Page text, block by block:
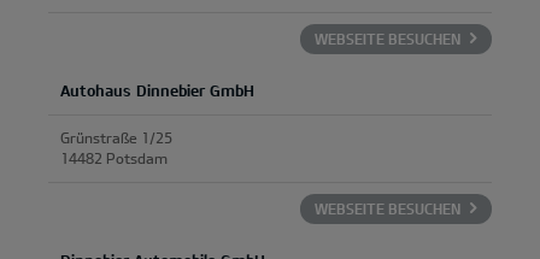
WEBSEITE BESUCHEN
Autohaus Dinnebier GmbH
Grünstraße 1/25
14482 Potsdam
WEBSEITE BESUCHEN